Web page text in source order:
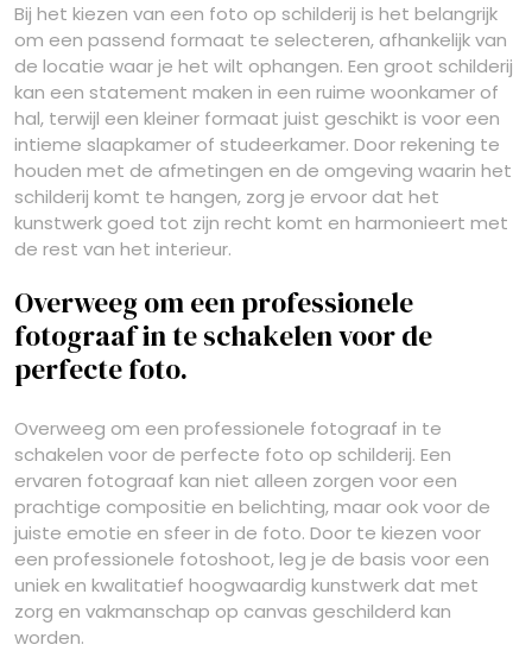
Bij het kiezen van een foto op schilderij is het belangrijk
om een passend formaat te selecteren, afhankelijk van
de locatie waar je het wilt ophangen. Een groot schilderij
kan een statement maken in een ruime woonkamer of
hal, terwijl een kleiner formaat juist geschikt is voor een
intieme slaapkamer of studeerkamer. Door rekening te
houden met de afmetingen en de omgeving waarin het
schilderij komt te hangen, zorg je ervoor dat het
kunstwerk goed tot zijn recht komt en harmonieert met
de rest van het interieur.
Overweeg om een professionele
fotograaf in te schakelen voor de
perfecte foto.
Overweeg om een professionele fotograaf in te
schakelen voor de perfecte foto op schilderij. Een
ervaren fotograaf kan niet alleen zorgen voor een
prachtige compositie en belichting, maar ook voor de
juiste emotie en sfeer in de foto. Door te kiezen voor
een professionele fotoshoot, leg je de basis voor een
uniek en kwalitatief hoogwaardig kunstwerk dat met
zorg en vakmanschap op canvas geschilderd kan
worden.